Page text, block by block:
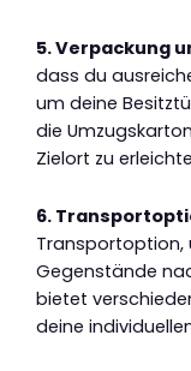
5. Verpackung
dass du
um deine
die
Zielort zu
6.
Transportoption,
Gegenstände
bietet
deine